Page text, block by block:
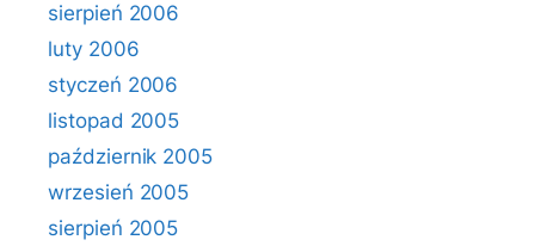
sierpień 2006
luty 2006
styczeń 2006
listopad 2005
październik 2005
wrzesień 2005
sierpień 2005